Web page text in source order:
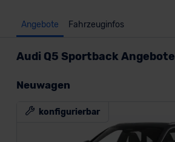
Angebote Fahrzeuginfos
Audi Q5 Sportback Angebote
Neuwagen
konfigurierbar